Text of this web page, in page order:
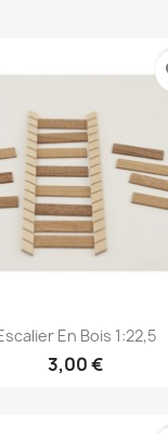
Aperçu rapide
En Bois 1:22,5
3,00 €